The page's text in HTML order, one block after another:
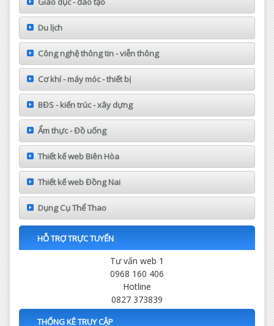
Du lịch
Công nghệ thông tin - viễn thông
Cơ khí - máy móc - thiết bị
BĐS - kiến trúc - xây dựng
Ẩm thực - Đồ uống
Thiết kế web Biên Hòa
Thiết kế web Đồng Nai
Dụng Cụ Thể Thao
HỖ TRỢ TRỰC TUYẾN
Tư vấn web 1
0968 160 406
Hotline
0827 373839
THỐNG KÊ TRUY CẬP